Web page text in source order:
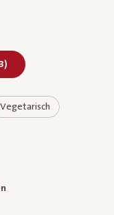
geliked
)
Vegetarisch